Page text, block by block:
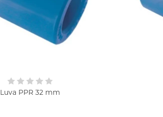
Luva PPR 32 mm